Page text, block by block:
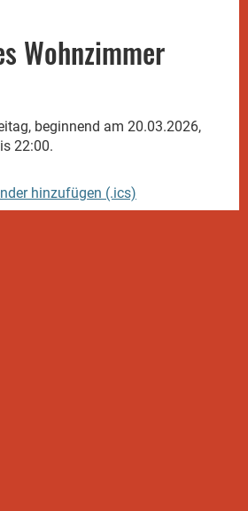
Wohnzimmer
beginnend am 20.03.2026,
22:00.
hinzufügen (.ics)